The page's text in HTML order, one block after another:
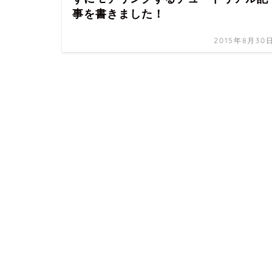
事を書きました！
2015年8月30